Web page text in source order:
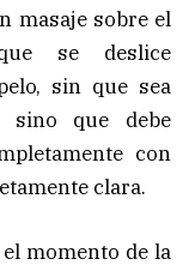
masaje sobre el
se deslice
sin que sea
sino que debe
con
clara.
momento de la